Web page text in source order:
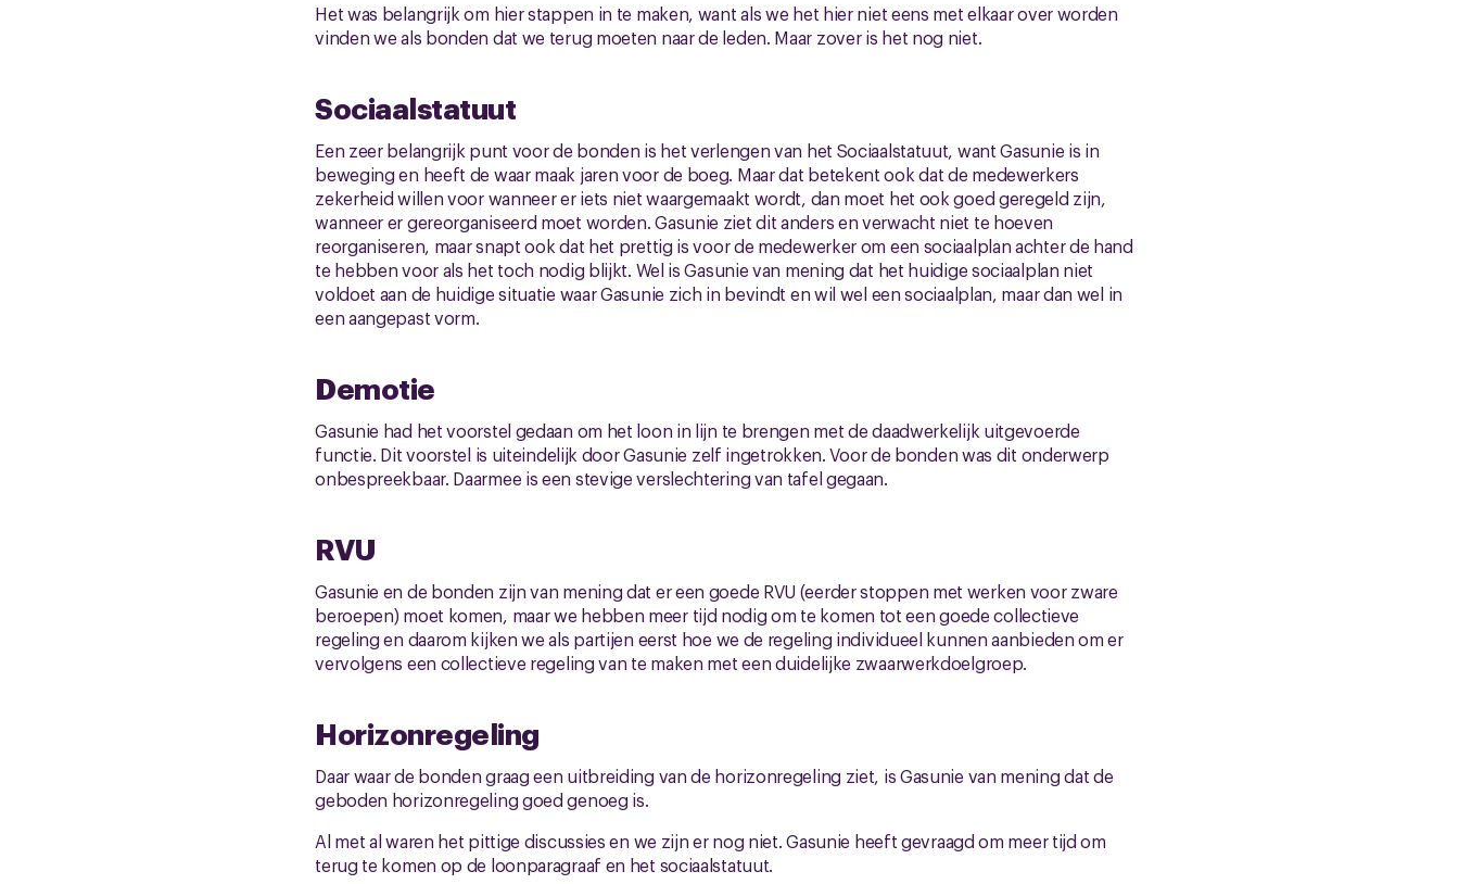
Het was belangrijk om hier stappen in te maken, want als we het hier niet eens met elkaar over worden
vinden we als bonden dat we terug moeten naar de leden. Maar zover is het nog niet.
Sociaalstatuut
Een zeer belangrijk punt voor de bonden is het verlengen van het Sociaalstatuut, want Gasunie is in
beweging en heeft de waar maak jaren voor de boeg. Maar dat betekent ook dat de medewerkers
zekerheid willen voor wanneer er iets niet waargemaakt wordt, dan moet het ook goed geregeld zijn,
wanneer er gereorganiseerd moet worden. Gasunie ziet dit anders en verwacht niet te hoeven
reorganiseren, maar snapt ook dat het prettig is voor de medewerker om een sociaalplan achter de hand
te hebben voor als het toch nodig blijkt. Wel is Gasunie van mening dat het huidige sociaalplan niet
voldoet aan de huidige situatie waar Gasunie zich in bevindt en wil wel een sociaalplan, maar dan wel in
een aangepast vorm.
Demotie
Gasunie had het voorstel gedaan om het loon in lijn te brengen met de daadwerkelijk uitgevoerde
functie. Dit voorstel is uiteindelijk door Gasunie zelf ingetrokken. Voor de bonden was dit onderwerp
onbespreekbaar. Daarmee is een stevige verslechtering van tafel gegaan.
RVU
Gasunie en de bonden zijn van mening dat er een goede RVU (eerder stoppen met werken voor zware
beroepen) moet komen, maar we hebben meer tijd nodig om te komen tot een goede collectieve
regeling en daarom kijken we als partijen eerst hoe we de regeling individueel kunnen aanbieden om er
vervolgens een collectieve regeling van te maken met een duidelijke zwaarwerkdoelgroep.
Horizonregeling
Daar waar de bonden graag een uitbreiding van de horizonregeling ziet, is Gasunie van mening dat de
geboden horizonregeling goed genoeg is.
Al met al waren het pittige discussies en we zijn er nog niet. Gasunie heeft gevraagd om meer tijd om
terug te komen op de loonparagraaf en het sociaalstatuut.